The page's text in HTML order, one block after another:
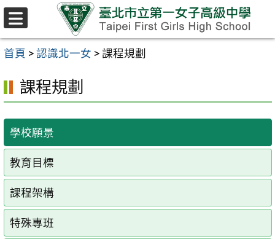
跳至主要內容區
首頁 > 認識北一女 > 課程規劃
課程規劃
學校願景
教育目標
課程架構
特殊專班
選
單